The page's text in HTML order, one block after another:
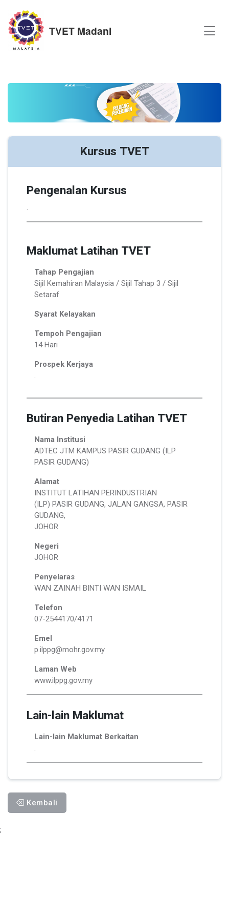
TVET Madani
Kursus TVET
Pengenalan Kursus
.
Maklumat Latihan TVET
Tahap Pengajian
Sijil Kemahiran Malaysia / Sijil Tahap 3 / Sijil
Setaraf
Syarat Kelayakan
Tempoh Pengajian
14 Hari
Prospek Kerjaya
Butiran Penyedia Latihan TVET
Nama Institusi
ADTEC JTM KAMPUS PASIR GUDANG (ILP
PASIR GUDANG)
Alamat
INSTITUT LATIHAN PERINDUSTRIAN
(ILP) PASIR GUDANG, JALAN GANGSA, PASIR
GUDANG,
JOHOR
Negeri
JOHOR
Penyelaras
WAN ZAINAH BINTI WAN ISMAIL
Telefon
07-2544170/4171
Emel
p.ilppg@mohr.gov.my
Laman Web
www.ilppg.gov.my
Lain-lain Maklumat
Lain-lain Maklumat Berkaitan
.
Kembali
;